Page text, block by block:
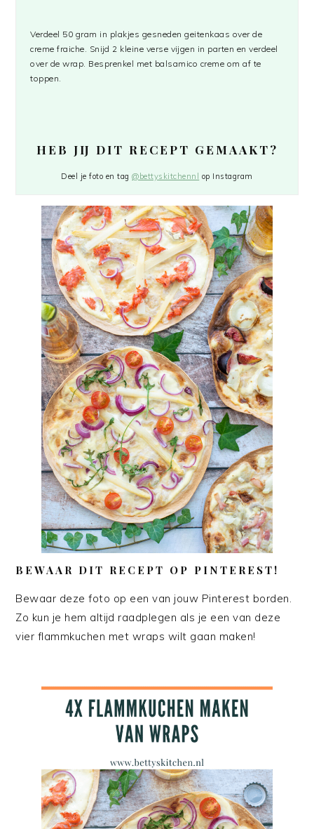
Verdeel 50 gram in plakjes gesneden geitenkaas over de
creme fraiche. Snijd 2 kleine verse vijgen in parten en verdeel
over de wrap. Besprenkel met balsamico creme om af te
toppen.
HEB JIJ DIT RECEPT GEMAAKT?
Deel je foto en tag@bettyskitchennl op Instagram
BEWAAR DIT RECEPT OP PINTEREST!
Bewaar deze foto op een van jouw Pinterest borden.
Zo kun je hem altijd raadplegen als je een van deze
vier flammkuchen met wraps wilt gaan maken!